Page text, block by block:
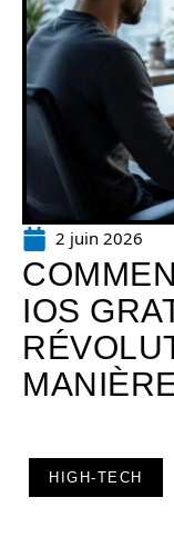
2 juin 2026
IOS
HIGH-TECH